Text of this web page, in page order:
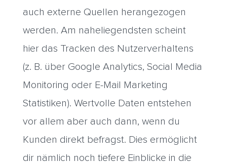
auch externe Quellen herangezogen
werden. Am naheliegendsten scheint
hier das Tracken des Nutzerverhaltens
(z. B. über Google Analytics, Social Media
Monitoring oder E-Mail Marketing
Statistiken). Wertvolle Daten entstehen
vor allem aber auch dann, wenn du
Kunden direkt befragst. Dies ermöglicht
dir nämlich noch tiefere Einblicke in die